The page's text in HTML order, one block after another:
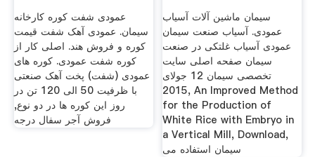
عمودی شفت کوره کارخانه
سیمان. عمودی آهک شفت قیمت
کوره و فروش هند. اصلی کار از
کوره شفت عمودی. کوره های
عمودی (شفت) پخت آهک صنعتی
با ظرفیت 50 الی 120 تن در
روز این کوره ها در دو نوع,
فروش آجر سفال درجه
سیمان ماشین آلات آسیاب
عمودی. آسیاب صنعت سیمان
عمودی آسیاب غلتکی در صنعت
سیمان صفحه اصلی سایت
تخصصی سیمان 12 جولای
2015, An Improved Method
for the Production of
White Rice with Embryo in
a Vertical Mill, Download,
سیمان استفاده می